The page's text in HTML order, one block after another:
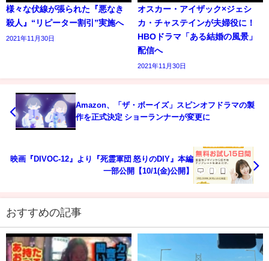
様々な伏線が張られた『悪なき
殺人』“リピーター割引”実施へ
2021年11月30日
オスカー・アイザック×ジェシ
カ・チャステインが夫婦役に！
HBOドラマ「ある結婚の風景」
配信へ
2021年11月30日
Amazon、「ザ・ボーイズ」スピンオフドラマの製
作を正式決定 ショーランナーが変更に
映画『DIVOC-12』より『死霊軍団 怒りのDIY』本編
一部公開【10/1(金)公開】
おすすめの記事